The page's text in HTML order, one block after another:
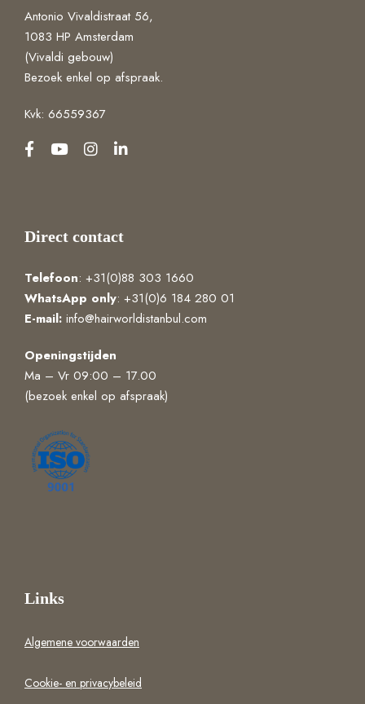
Antonio Vivaldistraat 56,
1083 HP Amsterdam
(Vivaldi gebouw)
Bezoek enkel op afspraak.
Kvk: 66559367
Direct contact
Telefoon: +31(0)88 303 1660
WhatsApp only: +31(0)6 184 280 01
E-mail: info@hairworldistanbul.com
Openingstijden
Ma – Vr 09:00 – 17.00
(bezoek enkel op afspraak)
Links
Algemene voorwaarden
Cookie- en privacybeleid